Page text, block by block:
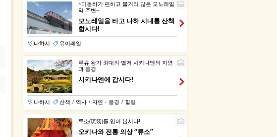
~이동하기 편하고 볼거리 많은 모노레일
역 주변~
모노레일을 타고 나하 시내를 산책
합시다!
나하시 유이레일
류큐 왕가 최대의 별저 시키나엔의 자연
과 풍경
시키나엔에 갑시다!
나하시 산책 / 역사 / 자연・풍경 / 힐링
류소(琉装)를 입어 봅시다!
오키나와 전통 의상 “류소”